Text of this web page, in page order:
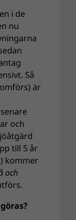
i de
nu
Så
är
och
till 5 år
kommer
och